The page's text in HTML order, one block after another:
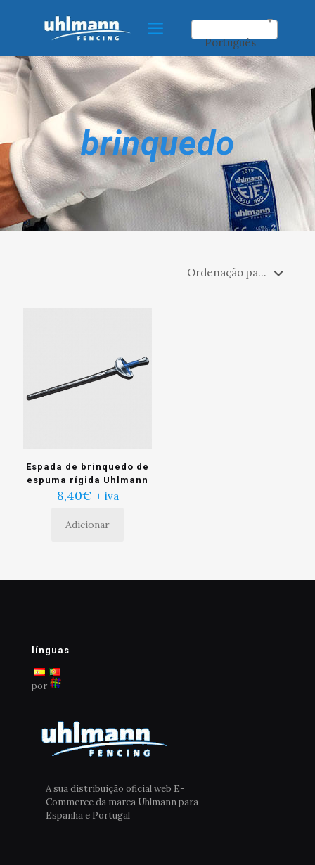
Português
brinquedo
Espada de brinquedo de
espuma rígida Uhlmann
8,40€ + iva
Adicionar
línguas
por
A sua distribuição oficial web E-
Commerce da marca Uhlmann para
Espanha e Portugal